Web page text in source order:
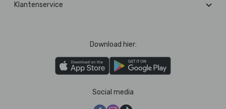
Klantenservice
Download hier:
Social media